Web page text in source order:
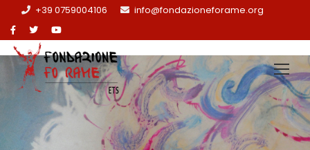
+39 0759004106 info@fondazioneforame.org